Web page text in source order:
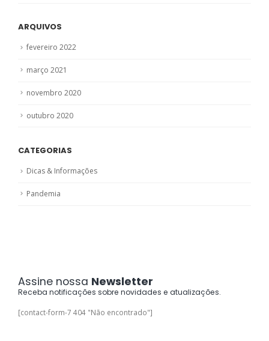
ARQUIVOS
fevereiro 2022
março 2021
novembro 2020
outubro 2020
CATEGORIAS
Dicas & Informações
Pandemia
Assine nossa Newsletter
Receba notificações sobre novidades e atualizações.
[contact-form-7 404 "Não encontrado"]